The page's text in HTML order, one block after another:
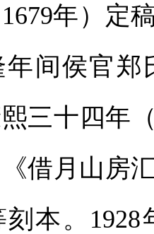
年）定
间侯官
三十四年
借月山房
本。